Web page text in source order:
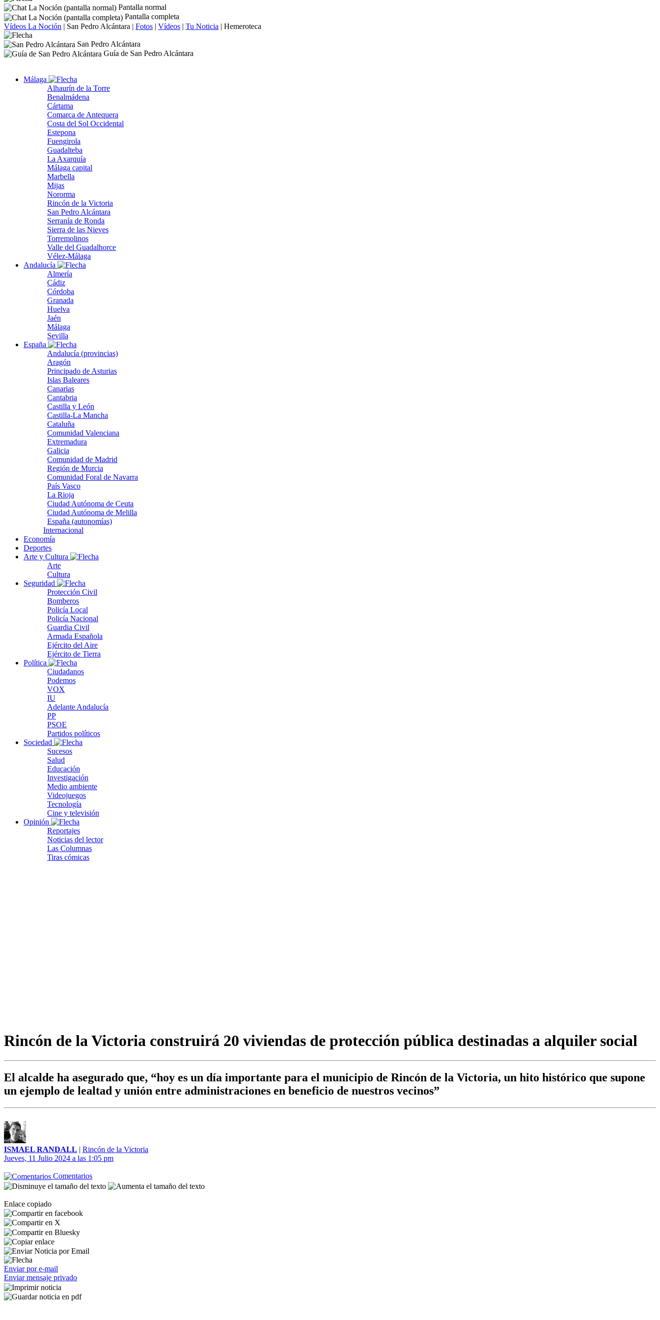
Pantalla normal
Pantalla completa
Vídeos La Noción | San Pedro Alcántara | Fotos | Vídeos | Tu Noticia | Hemeroteca
San Pedro Alcántara
Guía de San Pedro Alcántara
Málaga
Alhaurín de la Torre
Benalmádena
Cártama
Comarca de Antequera
Costa del Sol Occidental
Estepona
Fuengirola
Guadalteba
La Axarquía
Málaga capital
Marbella
Mijas
Nororma
Rincón de la Victoria
San Pedro Alcántara
Serranía de Ronda
Sierra de las Nieves
Torremolinos
Valle del Guadalhorce
Vélez-Málaga
Andalucía
Almería
Cádiz
Córdoba
Granada
Huelva
Jaén
Málaga
Sevilla
España
Andalucía (provincias)
Aragón
Principado de Asturias
Islas Baleares
Canarias
Cantabria
Castilla y León
Castilla-La Mancha
Cataluña
Comunidad Valenciana
Extremadura
Galicia
Comunidad de Madrid
Región de Murcia
Comunidad Foral de Navarra
País Vasco
La Rioja
Ciudad Autónoma de Ceuta
Ciudad Autónoma de Melilla
España (autonomías)
Internacional
Economía
Deportes
Arte y Cultura
Arte
Cultura
Seguridad
Protección Civil
Bomberos
Policía Local
Policía Nacional
Guardia Civil
Armada Española
Ejército del Aire
Ejército de Tierra
Política
Ciudadanos
Podemos
VOX
IU
Adelante Andalucía
PP
PSOE
Partidos políticos
Sociedad
Sucesos
Salud
Educación
Investigación
Medio ambiente
Videojuegos
Tecnología
Cine y televisión
Opinión
Reportajes
Noticias del lector
Las Columnas
Tiras cómicas
Rincón de la Victoria construirá 20 viviendas de protección pública destinadas a alquiler social
El alcalde ha asegurado que, “hoy es un día importante para el municipio de Rincón de la Victoria, un hito histórico que supone
un ejemplo de lealtad y unión entre administraciones en beneficio de nuestros vecinos”
ISMAEL RANDALL | Rincón de la Victoria
Jueves, 11 Julio 2024 a las 1:05 pm
Comentarios
Enlace copiado
Enviar por e-mail
Enviar mensaje privado